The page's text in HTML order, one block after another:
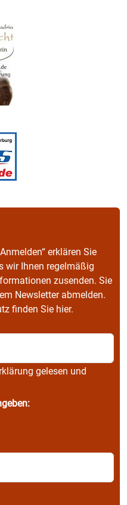
erklären Sie
wir Ihnen regelmäßig
zusenden. Sie
Newsletter abmelden.
finden Sie hier.
gelesen und